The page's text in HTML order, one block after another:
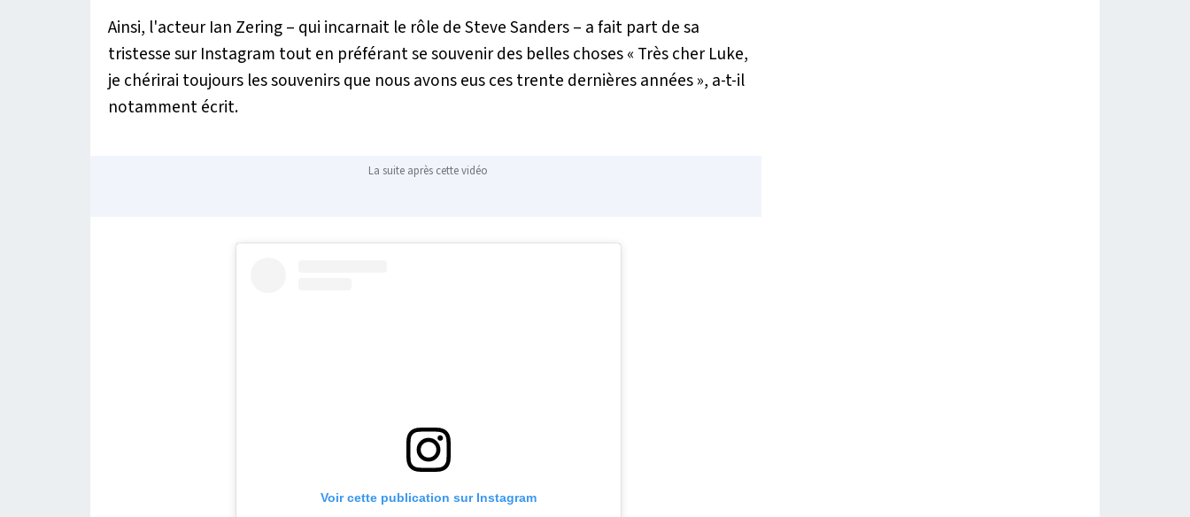
Ainsi, l'acteur Ian Zering – qui incarnait le rôle de Steve Sanders – a fait part de sa
tristesse sur Instagram tout en préférant se souvenir des belles choses « Très cher Luke,
je chérirai toujours les souvenirs que nous avons eus ces trente dernières années», a-t-il
notamment écrit.
La suite après cette vidéo
Voir cette publication sur Instagram